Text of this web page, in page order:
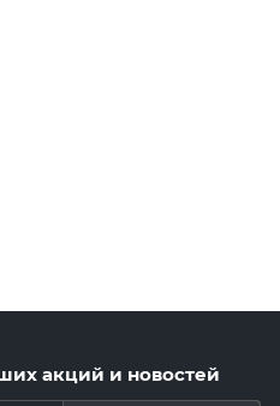
акций и новостей